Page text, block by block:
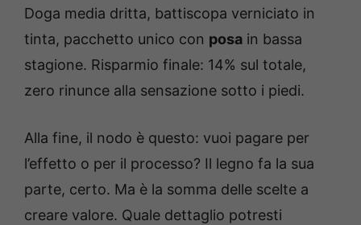
Doga media dritta, battiscopa verniciato in
tinta, pacchetto unico con posa in bassa
stagione. Risparmio finale: 14% sul totale,
zero rinunce alla sensazione sotto i piedi.
Alla fine, il nodo è questo: vuoi pagare per
l’effetto o per il processo? Il legno fa la sua
parte, certo. Ma è la somma delle scelte a
creare valore. Quale dettaglio potresti